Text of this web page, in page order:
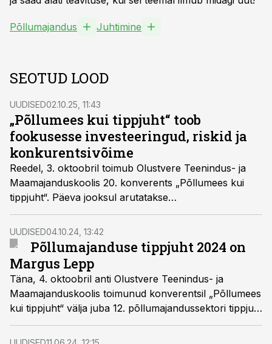
Põllumajandus Juhtimine
SEOTUD LOOD
UUDISED02.10.25, 11:43
„Põllumees kui tippjuht“ toob
fookusesse investeeringud, riskid ja
konkurentsivõime
Reedel, 3. oktoobril toimub Olustvere Teenindus- ja
Maamajanduskoolis 20. konverents „Põllumees kui
tippjuht“. Päeva jooksul arutatakse
põllumajandussektori konkurentsivõimet, Eesti ja
maailma majandust, välispoliitilisi väljakutseid ning
piimanduse tulevikku.
UUDISED04.10.24, 13:42
Põllumajanduse tippjuht 2024 on
Margus Lepp
Täna, 4. oktoobril anti Olustvere Teenindus- ja
Maamajanduskoolis toimunud konverentsil „Põllumees
kui tippjuht“ välja juba 12. põllumajandussektori tippjuhi
tiitel, mille pälvis Vändra AS juht Margus Lepp. Tiitli
andis üle regionaal- ja põllumajandusminister Piret